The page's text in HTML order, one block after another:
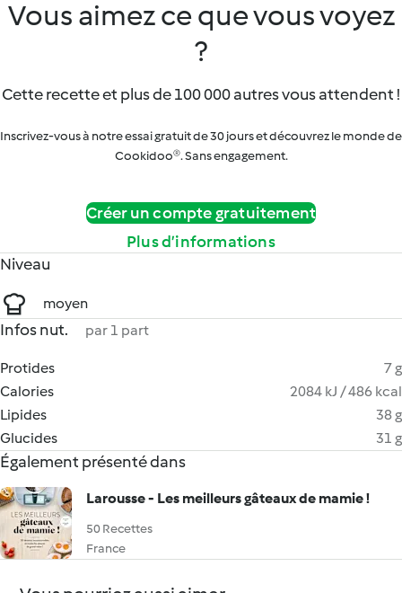
Vous aimez ce que vous voyez
?
Cette recette et plus de 100 000 autres vous attendent !
Inscrivez-vous à notre essai gratuit de 30 jours et découvrez le monde de
Cookidoo®. Sans engagement.
Créer un compte gratuitement
Plus d’informations
Niveau
moyen
Infos nut. par 1 part
Protides
7 g
Calories
2084 kJ / 486 kcal
Lipides
38 g
Glucides
31 g
Également présenté dans
Larousse - Les meilleurs gâteaux de mamie !
50 Recettes
France